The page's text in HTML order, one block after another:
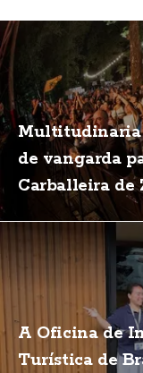
Multitudinaria
de vangarda
Carballeira de
A Oficina de
Turística de